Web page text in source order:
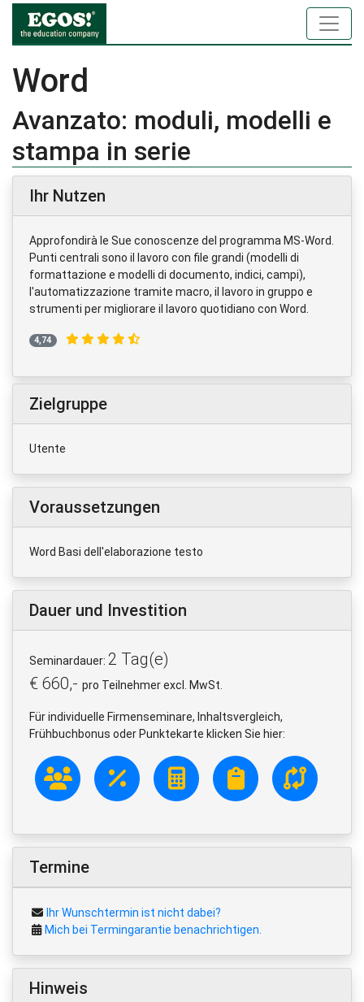
Word
Avanzato: moduli, modelli e
stampa in serie
Ihr Nutzen
Approfondirà le Sue conoscenze del programma MS-Word.
Punti centrali sono il lavoro con file grandi (modelli di
formattazione e modelli di documento, indici, campi),
l'automatizzazione tramite macro, il lavoro in gruppo e
strumenti per migliorare il lavoro quotidiano con Word.
4,74
Zielgruppe
Utente
Voraussetzungen
Word Basi dell'elaborazione testo
Dauer und Investition
Seminardauer: 2 Tag(e)
€ 660,- pro Teilnehmer excl. MwSt.
Für individuelle Firmenseminare, Inhaltsvergleich,
Frühbuchbonus oder Punktekarte klicken Sie hier:
Termine
Ihr Wunschtermin ist nicht dabei?
Mich bei Termingarantie benachrichtigen.
Hinweis